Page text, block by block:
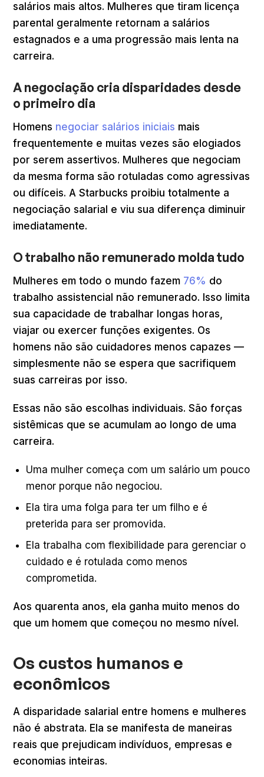
salários mais altos. Mulheres que tiram licença
parental geralmente retornam a salários
estagnados e a uma progressão mais lenta na
carreira.
A negociação cria disparidades desde
o primeiro dia
Homens negociar salários iniciais mais
frequentemente e muitas vezes são elogiados
por serem assertivos. Mulheres que negociam
da mesma forma são rotuladas como agressivas
ou difíceis. A Starbucks proibiu totalmente a
negociação salarial e viu sua diferença diminuir
imediatamente.
O trabalho não remunerado molda tudo
Mulheres em todo o mundo fazem 76% do
trabalho assistencial não remunerado. Isso limita
sua capacidade de trabalhar longas horas,
viajar ou exercer funções exigentes. Os
homens não são cuidadores menos capazes —
simplesmente não se espera que sacrifiquem
suas carreiras por isso.
Essas não são escolhas individuais. São forças
sistêmicas que se acumulam ao longo de uma
carreira.
Uma mulher começa com um salário um pouco
menor porque não negociou.
Ela tira uma folga para ter um filho e é
preterida para ser promovida.
Ela trabalha com flexibilidade para gerenciar o
cuidado e é rotulada como menos
comprometida.
Aos quarenta anos, ela ganha muito menos do
que um homem que começou no mesmo nível.
Os custos humanos e
econômicos
A disparidade salarial entre homens e mulheres
não é abstrata. Ela se manifesta de maneiras
reais que prejudicam indivíduos, empresas e
economias inteiras.